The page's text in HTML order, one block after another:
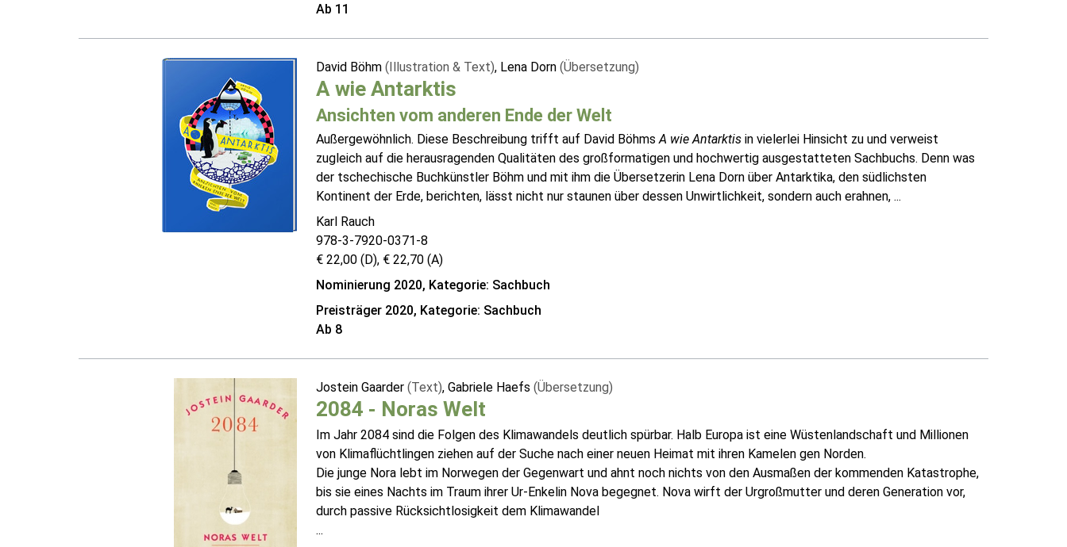
Ab 11
David Böhm (Illustration & Text), Lena Dorn (Übersetzung)
A wie Antarktis
Ansichten vom anderen Ende der Welt
Außergewöhnlich. Diese Beschreibung trifft auf David BöhmsA wie Antarktisin vielerlei Hinsicht zu und verweist
zugleich auf die herausragenden Qualitäten des großformatigen und hochwertig ausgestatteten Sachbuchs. Denn was
der tschechische Buchkünstler Böhm und mit ihm die Übersetzerin Lena Dorn über Antarktika, den südlichsten
Kontinent der Erde, berichten, lässt nicht nur staunen über dessen Unwirtlichkeit, sondern auch erahnen, ...
Karl Rauch
978-3-7920-0371-8
€ 22,00 (D), € 22,70 (A)
Nominierung 2020, Kategorie: Sachbuch
Preisträger 2020, Kategorie: Sachbuch
Ab 8
Jostein Gaarder (Text), Gabriele Haefs (Übersetzung)
2084 - Noras Welt
Im Jahr 2084 sind die Folgen des Klimawandels deutlich spürbar. Halb Europa ist eine Wüstenlandschaft und Millionen
von Klimaflüchtlingen ziehen auf der Suche nach einer neuen Heimat mit ihren Kamelen gen Norden.
Die junge Nora lebt im Norwegen der Gegenwart und ahnt noch nichts von den Ausmaßen der kommenden Katastrophe,
bis sie eines Nachts im Traum ihrer Ur-Enkelin Nova begegnet. Nova wirft der Urgroßmutter und deren Generation vor,
durch passive Rücksichtlosigkeit dem Klimawandel
...